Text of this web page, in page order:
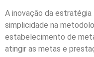
A inovação da estratégia
simplicidade na
estabelecimento de
atingir as metas e